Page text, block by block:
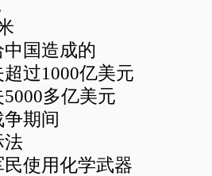
中国造成的
过1000亿美元
多亿美元
争期间
法
使用化学武器